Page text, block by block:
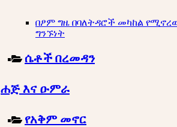
በፆም ግዜ በባለትዳሮች መካከል
ግንኙነት
ሴቶች በረመዳን
ሐጅ እና ዑምራ
የአቅም መኖር